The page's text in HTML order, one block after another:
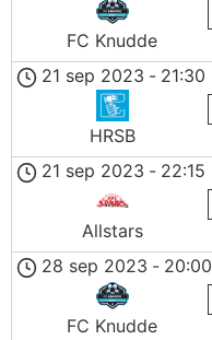
FC Knudde
21 sep 2023 - 21:30
HRSB
21 sep 2023 - 22:15
Allstars
28 sep 2023 - 20:00
FC Knudde